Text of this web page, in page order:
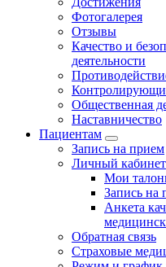
Фотогалерея
Отзывы
Качество и
деятельности
Общественная
Наставничество
Пациентам
Запись на прием
Личный кабинет
Мои
Запись на
Анкета
Обратная связь
Страховые